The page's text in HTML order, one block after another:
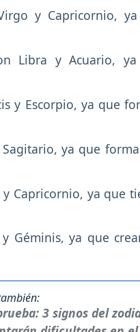
y Capricornio,
Libra y Acuario,
y Escorpio, ya que
ya que
Capricornio, ya que
Géminis, ya que
3 signos del